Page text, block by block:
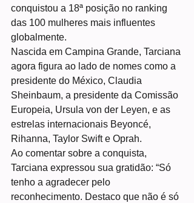
conquistou a 18ª posição no ranking
das 100 mulheres mais influentes
globalmente.
Nascida em Campina Grande, Tarciana
agora figura ao lado de nomes como a
presidente do México, Claudia
Sheinbaum, a presidente da Comissão
Europeia, Ursula von der Leyen, e as
estrelas internacionais Beyoncé,
Rihanna, Taylor Swift e Oprah.
Ao comentar sobre a conquista,
Tarciana expressou sua gratidão: “Só
tenho a agradecer pelo
reconhecimento. Destaco que não é só